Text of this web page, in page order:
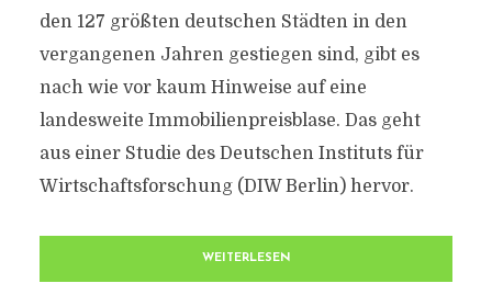
den 127 größten deutschen Städten in den
vergangenen Jahren gestiegen sind, gibt es
nach wie vor kaum Hinweise auf eine
landesweite Immobilienpreisblase. Das geht
aus einer Studie des Deutschen Instituts für
Wirtschaftsforschung (DIW Berlin) hervor.
WEITERLESEN